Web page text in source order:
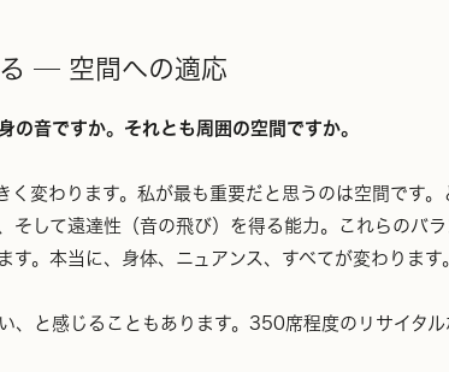
る ─ 空間への適応
の音ですか。それとも周囲の空間ですか。
く変わります。私が最も重要だと思うのは空間です
そして遠達性（音の飛び）を得る能力。これらのバ
。本当に、身体、ニュアンス、すべてが変わります
、と感じることもあります。350席程度のリサイタ